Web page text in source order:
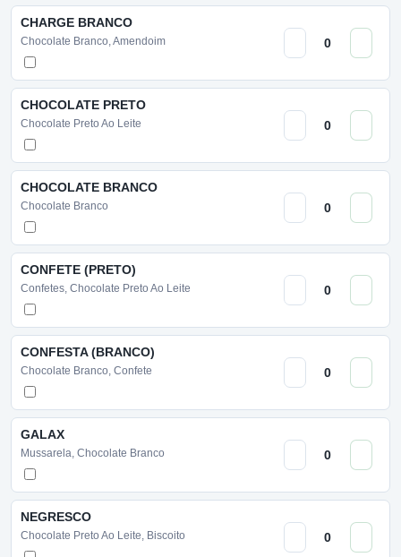
CHARGE BRANCO
Chocolate Branco, Amendoim
CHOCOLATE PRETO
Chocolate Preto Ao Leite
CHOCOLATE BRANCO
Chocolate Branco
CONFETE (PRETO)
Confetes, Chocolate Preto Ao Leite
CONFESTA (BRANCO)
Chocolate Branco, Confete
GALAX
Mussarela, Chocolate Branco
NEGRESCO
Chocolate Preto Ao Leite, Biscoito